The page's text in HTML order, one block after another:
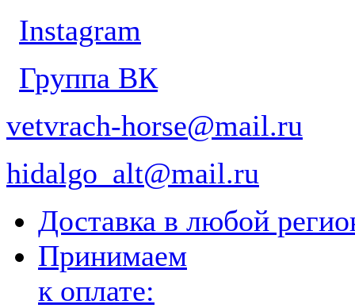
Instagram
Группа ВК
vetvrach-horse@mail.ru
hidalgo_alt@mail.ru
Доставка в любой
Принимаем
к оплате: